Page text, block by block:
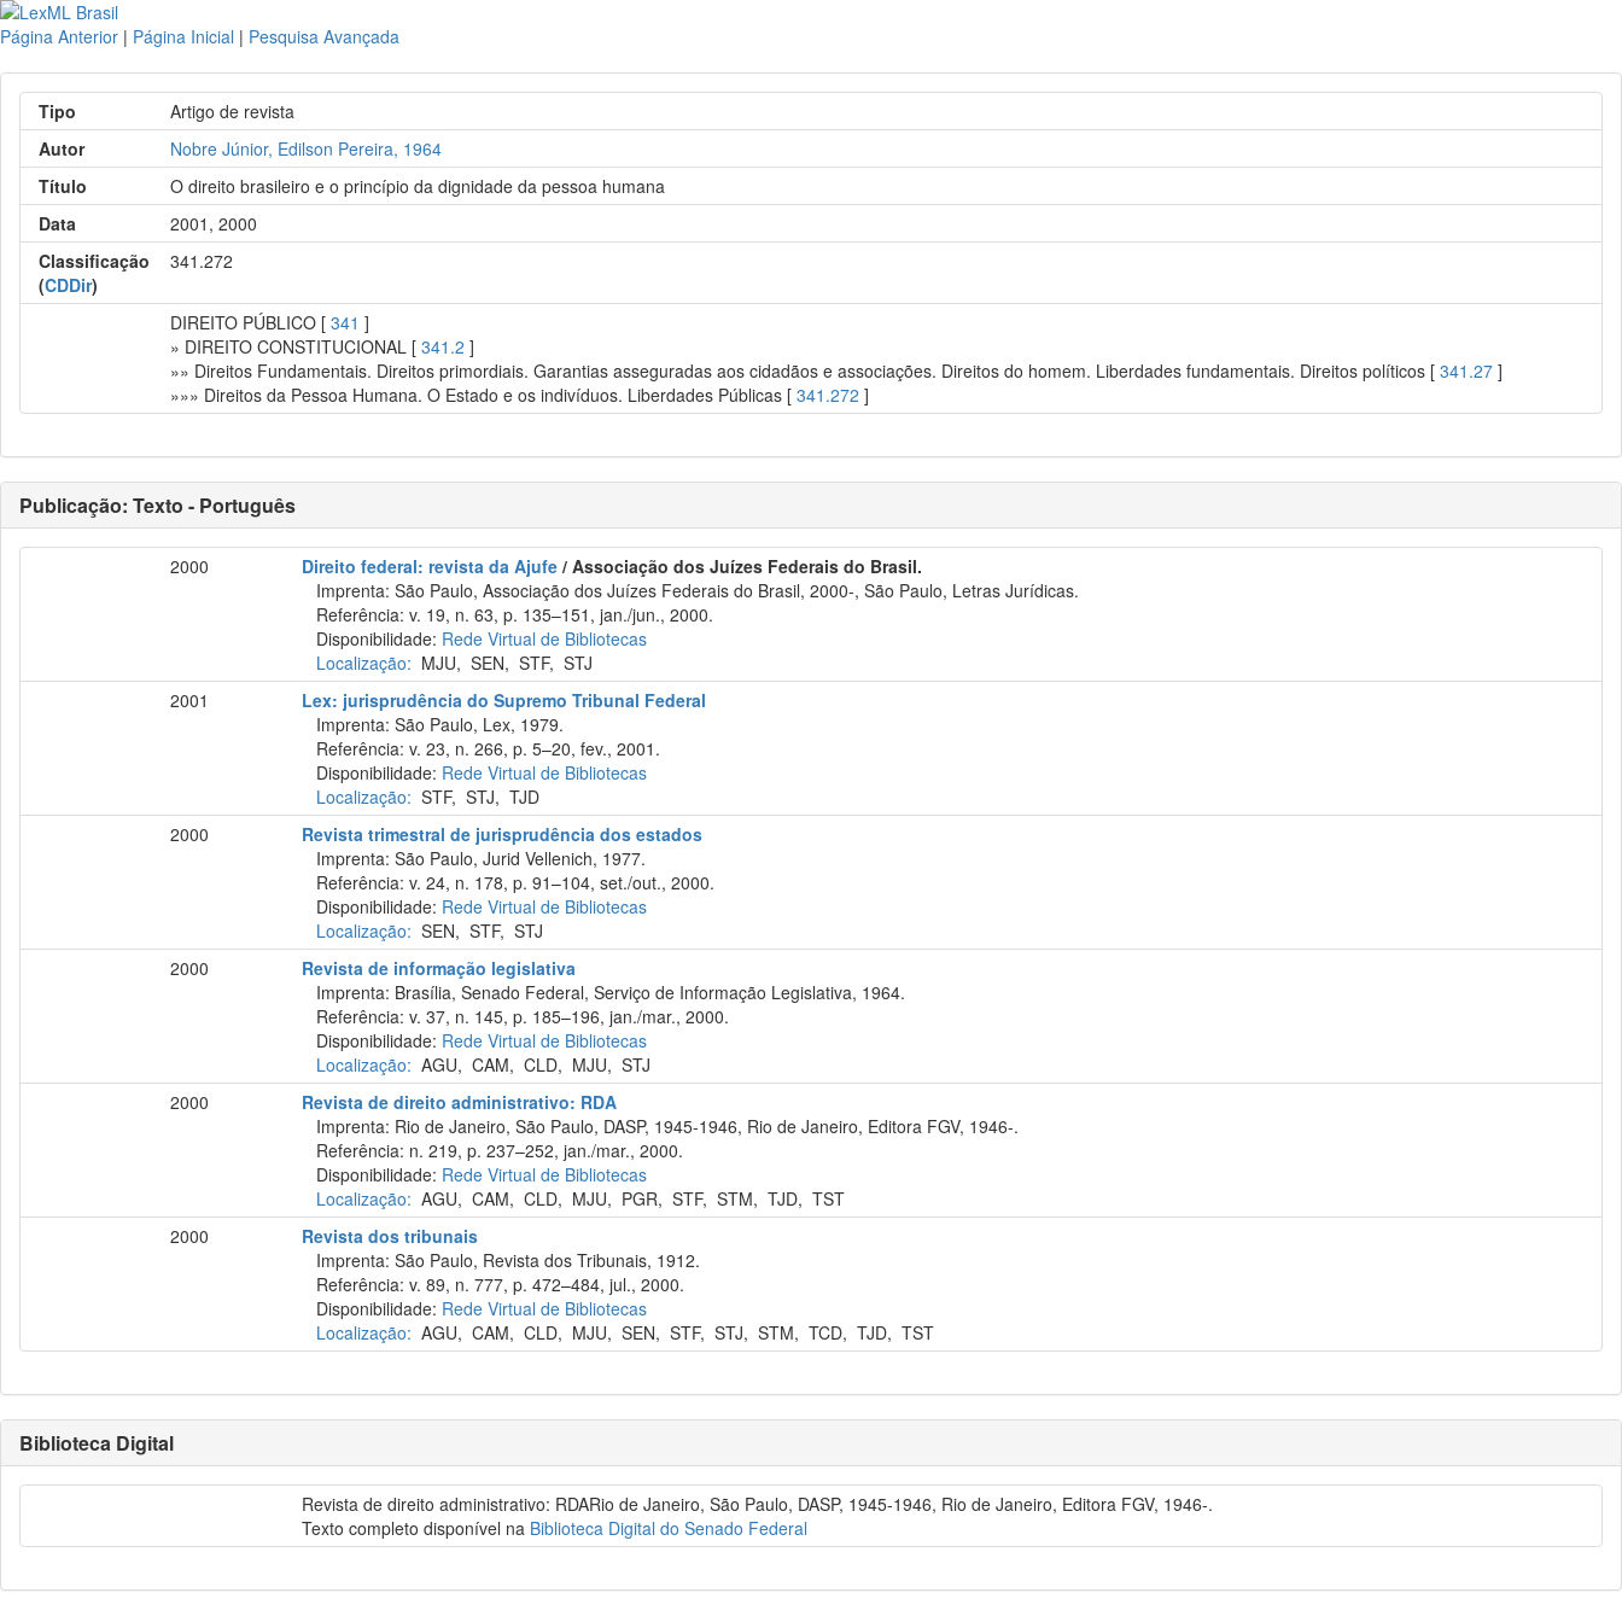
Página Anterior | Página Inicial | Pesquisa Avançada
Tipo
Artigo de revista
Autor
Nobre Júnior, Edilson Pereira, 1964
Título
O direito brasileiro e o princípio da dignidade da pessoa humana
Data
2001, 2000
Classificação
(CDDir)
341.272
DIREITO PÚBLICO [341 ]
» DIREITO CONSTITUCIONAL [341.2 ]
»» Direitos Fundamentais. Direitos primordiais. Garantias asseguradas aos cidadãos e associações. Direitos do homem. Liberdades fundamentais. Direitos políticos [341.27 ]
»»» Direitos da Pessoa Humana. O Estado e os indivíduos. Liberdades Públicas [341.272 ]
Publicação: Texto - Português
2000 Direito federal: revista da Ajufe / Associação dos Juízes Federais do Brasil.
Imprenta: São Paulo, Associação dos Juízes Federais do Brasil, 2000-, São Paulo, Letras Jurídicas.
Referência: v. 19, n. 63, p. 135–151, jan./jun., 2000.
Disponibilidade: Rede Virtual de Bibliotecas
Localização: MJU,SEN,STF,STJ
2001
Lex: jurisprudência do Supremo Tribunal Federal
Imprenta: São Paulo, Lex, 1979.
Referência: v. 23, n. 266, p. 5–20, fev., 2001.
Disponibilidade: Rede Virtual de Bibliotecas
Localização: STF,STJ,TJD
2000
Revista trimestral de jurisprudência dos estados
Imprenta: São Paulo, Jurid Vellenich, 1977.
Referência: v. 24, n. 178, p. 91–104, set./out., 2000.
Disponibilidade: Rede Virtual de Bibliotecas
Localização: SEN,STF,STJ
2000
Revista de informação legislativa
Imprenta: Brasília, Senado Federal, Serviço de Informação Legislativa, 1964.
Referência: v. 37, n. 145, p. 185–196, jan./mar., 2000.
Disponibilidade: Rede Virtual de Bibliotecas
Localização: AGU,CAM,CLD, MJU,STJ
2000
Revista de direito administrativo: RDA
Imprenta: Rio de Janeiro, São Paulo, DASP, 1945-1946, Rio de Janeiro, Editora FGV, 1946-.
Referência: n. 219, p. 237–252, jan./mar., 2000.
Disponibilidade: Rede Virtual de Bibliotecas
Localização: AGU,CAM,CLD, MJU, PGR,STF,STM,TJD,TST
2000
Revista dos tribunais
Imprenta: São Paulo, Revista dos Tribunais, 1912.
Referência: v. 89, n. 777, p. 472–484, jul., 2000.
Disponibilidade: Rede Virtual de Bibliotecas
Localização: AGU,CAM,CLD, MJU,SEN,STF,STJ,STM,TCD,TJD,TST
Biblioteca Digital
Revista de direito administrativo: RDARio de Janeiro, São Paulo, DASP, 1945-1946, Rio de Janeiro, Editora FGV, 1946-.
Texto completo disponível na Biblioteca Digital do Senado Federal